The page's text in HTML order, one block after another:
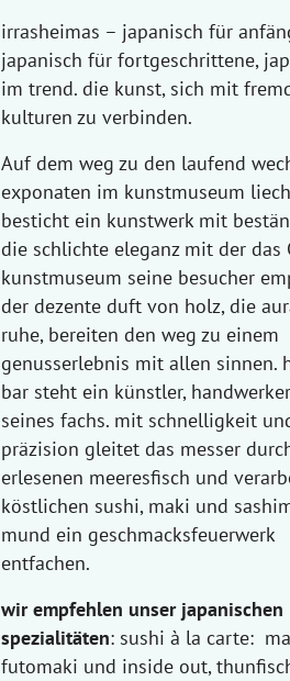
irrasheimas – japanisch für
japanisch für fortgeschrittene,
im trend. die kunst, sich mit
kulturen zu verbinden.
Auf dem weg zu den laufend
exponaten im kunstmuseum
besticht ein kunstwerk mit
die schlichte eleganz mit der das
kunstmuseum seine besucher
der dezente duft von holz, die
ruhe, bereiten den weg zu einem
genusserlebnis mit allen sinnen.
bar steht ein künstler,
seines fachs. mit schnelligkeit
präzision gleitet das messer
erlesenen meeresfisch und
köstlichen sushi, maki und
mund ein geschmacksfeuerwerk
entfachen.
wir empfehlen unser japanischen
spezialitäten: sushi à la carte:
futomaki und inside out,